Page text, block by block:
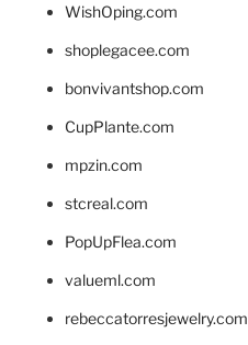
WishOping.com
shoplegacee.com
bonvivantshop.com
CupPlante.com
mpzin.com
stcreal.com
PopUpFlea.com
valueml.com
rebeccatorresjewelry.com